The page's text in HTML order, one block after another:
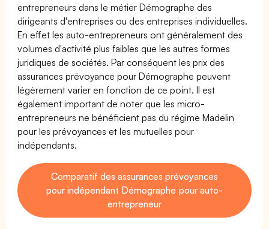
entrepreneurs dans le métier Démographe des
dirigeants d'entreprises ou des entreprises individuelles.
En effet les auto-entrepreneurs ont généralement des
volumes d'activité plus faibles que les autres formes
juridiques de sociétés. Par conséquent les prix des
assurances prévoyance pour Démographe peuvent
légèrement varier en fonction de ce point. Il est
également important de noter que les micro-
entrepreneurs ne bénéficient pas du régime Madelin
pour les prévoyances et les mutuelles pour
indépendants.
Comparatif des assurances prévoyances
pour indépendant Démographe pour auto-
entrepreneur